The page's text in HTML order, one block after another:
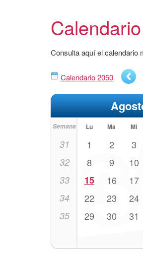
Consulta aquí el calendario
Calendario 2050
Semana Lu Ma Mi
31 1 2 3
32 8 9 10
33 15 16 17
34 22 23 24
35 29 30 31